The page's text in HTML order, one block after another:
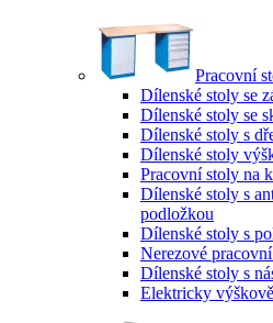
Pracovní
Dílenské stoly se
Dílenské stoly se
Dílenské stoly s
Dílenské stoly
Pracovní stoly na
Dílenské stoly s
podložkou
Dílenské stoly s
Nerezové
Dílenské stoly s
Elektricky